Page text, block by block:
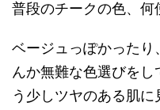
普段のチークの色、何
ベージュっぽかった
んか無難な色選びを
う少しツヤのある肌